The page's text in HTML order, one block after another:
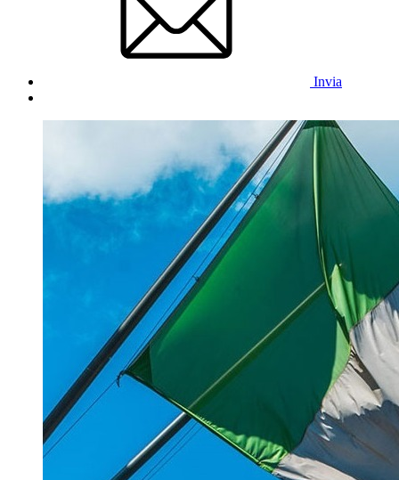
Invia